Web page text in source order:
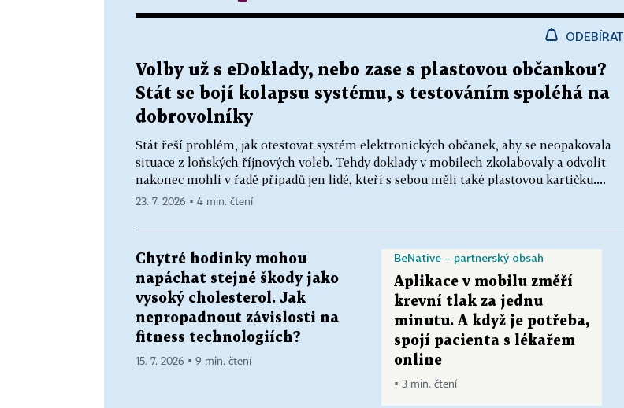
ODEBÍRAT
Volby už s eDoklady, nebo zase s plastovou občankou?
Stát se bojí kolapsu systému, s testováním spoléhá na
dobrovolníky
Stát řeší problém, jak otestovat systém elektronických občanek, aby se neopakovala
situace z loňských říjnových voleb. Tehdy doklady v mobilech zkolabovaly a odvolit
nakonec mohli v řadě případů jen lidé, kteří s sebou měli také plastovou kartičku....
23. 7. 2026 ▪ 4 min. čtení
Chytré hodinky mohou
napáchat stejné škody jako
vysoký cholesterol. Jak
nepropadnout závislosti na
fitness technologiích?
15. 7. 2026 ▪ 9 min. čtení
BeNative – partnerský obsah
Aplikace v mobilu změří
krevní tlak za jednu
minutu. A když je potřeba,
spojí pacienta s lékařem
online
▪ 3 min. čtení